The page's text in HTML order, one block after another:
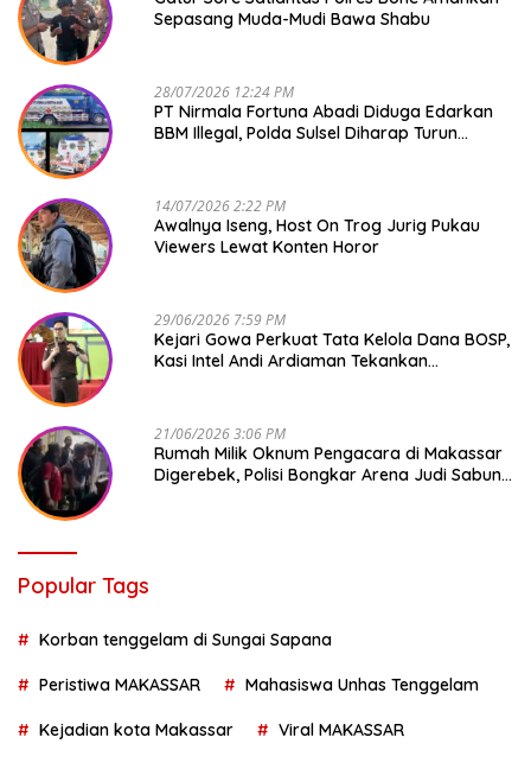
Sepasang Muda-Mudi Bawa Shabu
28/07/2026 12:24 PM
PT Nirmala Fortuna Abadi Diduga Edarkan
BBM Illegal, Polda Sulsel Diharap Turun
14/07/2026 2:22 PM
Awalnya Iseng, Host On Trog Jurig Pukau
Viewers Lewat Konten Horor
29/06/2026 7:59 PM
Kejari Gowa Perkuat Tata Kelola Dana BOSP,
Kasi Intel Andi Ardiaman Tekankan
21/06/2026 3:06 PM
Rumah Milik Oknum Pengacara di Makassar
Digerebek, Polisi Bongkar Arena Judi Sabung
Popular Tags
Korban tenggelam di Sungai Sapana
Peristiwa MAKASSAR Mahasiswa Unhas Tenggelam
Kejadian kota Makassar Viral MAKASSAR